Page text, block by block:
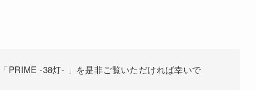
PRIME -38灯- 」を是非ご覧いただければ幸いで